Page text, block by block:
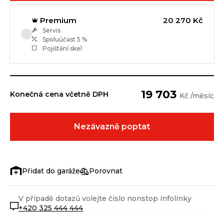
Premium 20 270 Kč
Servis
Spoluúčast 5 %
Pojištění skel
Konečná cena včetně DPH 19 703 Kč /měsíc
Nezávazně poptat
Porovnat
V případě dotazů volejte číslo nonstop infolinky
+420 325 444 444